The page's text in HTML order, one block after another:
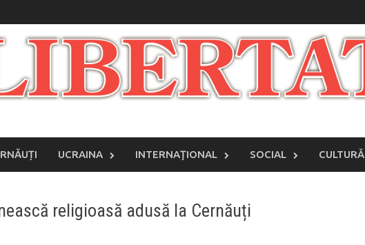
UCRAINA INTERNAŢIONAL SOCIAL CULTURĂ
religioasă adusă la Cernăuți